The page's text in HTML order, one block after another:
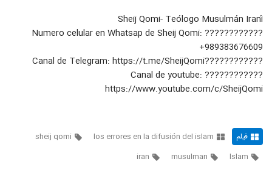
Sheij Qomi- Teólogo Musulmán Iraní
???????????? Numero celular en Whatsap de Sheij Qomi:
+989383676609
????????????Canal de Telegram: https://t.me/SheijQomi
???????????? Canal de youtube:
https://www.youtube.com/c/SheijQomi
فیلم los errores en la difusión del islam
sheij qomi
Islam
musulman
iran